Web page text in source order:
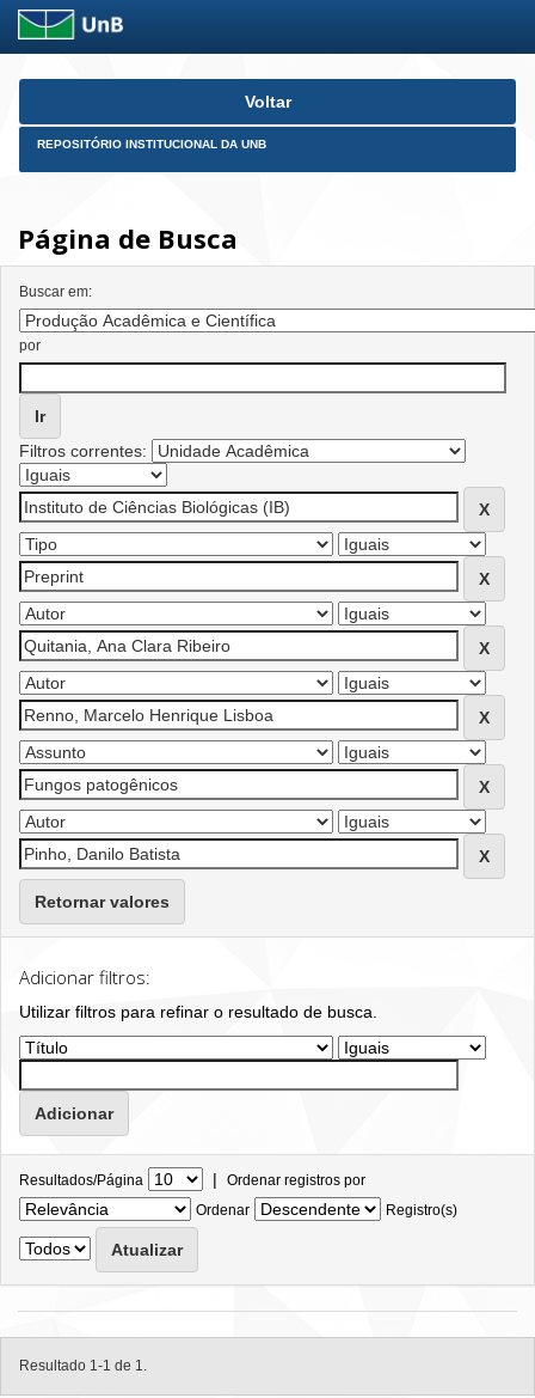
Skip
Voltar
REPOSITÓRIO INSTITUCIONAL DA UNB
Página de Busca
Buscar em:
por
Filtros correntes:
Retornar valores
Adicionar filtros:
Utilizar filtros para refinar o resultado de busca.
Resultados/Página | Ordenar registros por
Ordenar
Registro(s)
Resultado 1-1 de 1.